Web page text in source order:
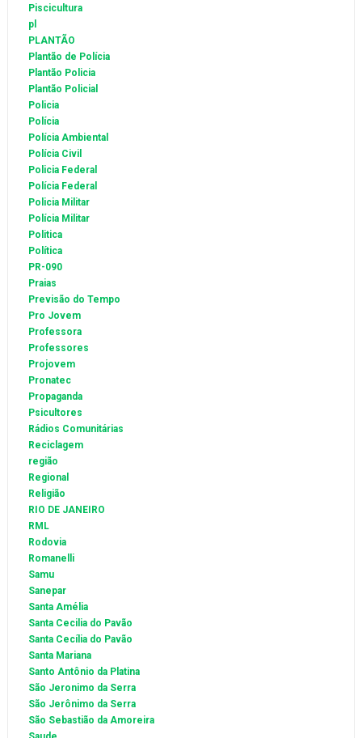
Piscicultura
pl
PLANTÃO
Plantão de Polícia
Plantão Policia
Plantão Policial
Policia
Polícia
Polícia Ambiental
Polícia Civil
Policia Federal
Polícia Federal
Policia Militar
Polícia Militar
Politica
Política
PR-090
Praias
Previsão do Tempo
Pro Jovem
Professora
Professores
Projovem
Pronatec
Propaganda
Psicultores
Rádios Comunitárias
Reciclagem
região
Regional
Religião
RIO DE JANEIRO
RML
Rodovia
Romanelli
Samu
Sanepar
Santa Amélia
Santa Cecilia do Pavão
Santa Cecília do Pavão
Santa Mariana
Santo Antônio da Platina
São Jeronimo da Serra
São Jerônimo da Serra
São Sebastião da Amoreira